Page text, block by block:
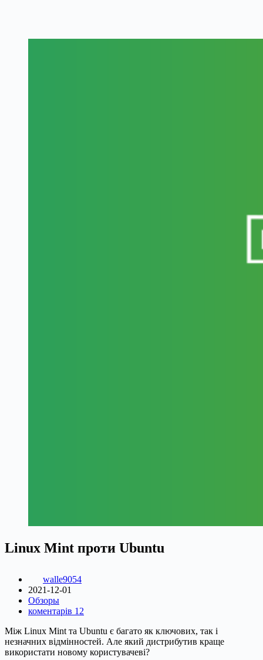
Linux Mint проти Ubuntu
walle9054
2021-12-01
Обзоры
коментарів 12
Між Linux Mint та Ubuntu є багато як ключових, так і
незначних відмінностей. Але який дистрибутив краще
використати новому користувачеві?